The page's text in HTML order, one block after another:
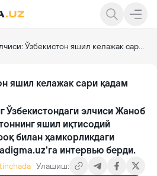
Ўзбекистон яшил келажак сари қадам ташламоқда
яшил келажак сари қадам
Ўзбекистондаги элчиси Жаноб
яшил иқтисодий
билан ҳамкорликдаги
интервью берди.
Улашиш: